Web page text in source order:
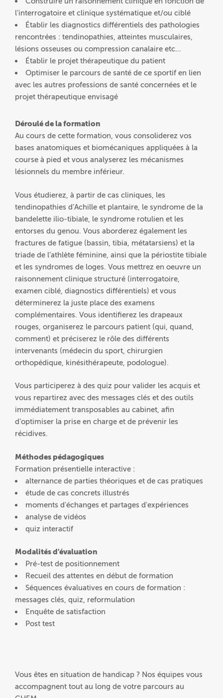
l’interrogatoire et clinique systématique et/ou ciblé
Établir les diagnostics différentiels des pathologies
rencontrées : tendinopathies, atteintes musculaires,
lésions osseuses ou compression canalaire etc…
Établir le projet thérapeutique du patient
Optimiser le parcours de santé de ce sportif en lien
avec les autres professions de santé concernées et le
projet thérapeutique envisagé
Déroulé de la formation
Au cours de cette formation, vous consoliderez vos
bases anatomiques et biomécaniques appliquées à la
course à pied et vous analyserez les mécanismes
lésionnels du membre inférieur.
Vous étudierez, à partir de cas cliniques, les
tendinopathies d’Achille et plantaire, le syndrome de la
bandelette ilio-tibiale, le syndrome rotulien et les
entorses du genou. Vous aborderez également les
fractures de fatigue (bassin, tibia, métatarsiens) et la
triade de l’athlète féminine, ainsi que la périostite tibiale
et les syndromes de loges. Vous mettrez en oeuvre un
raisonnement clinique structuré (interrogatoire,
examen ciblé, diagnostics différentiels) et vous
déterminerez la juste place des examens
complémentaires. Vous identifierez les drapeaux
rouges, organiserez le parcours patient (qui, quand,
comment) et préciserez le rôle des différents
intervenants (médecin du sport, chirurgien
orthopédique, kinésithérapeute, podologue).
Vous participerez à des quiz pour valider les acquis et
vous repartirez avec des messages clés et des outils
immédiatement transposables au cabinet, afin
d’optimiser la prise en charge et de prévenir les
récidives.
Méthodes pédagogiques
Formation présentielle interactive :
alternance de parties théoriques et de cas pratiques
étude de cas concrets illustrés
moments d'échanges et partages d'expériences
analyse de vidéos
quiz interactif
Modalités d'évaluation
Pré-test de positionnement
Recueil des attentes en début de formation
Séquences évaluatives en cours de formation :
messages clés, quiz, reformulation
Enquête de satisfaction
Post test
Vous êtes en situation de handicap ? Nos équipes vous
accompagnent tout au long de votre parcours au